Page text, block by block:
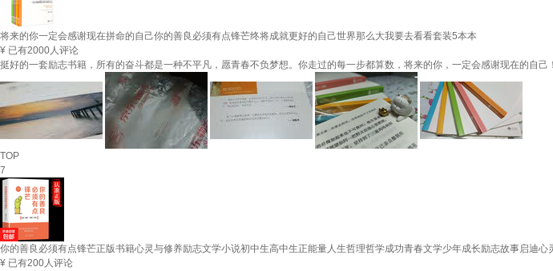
将来的你一定会感谢现在拼命的自己你的善良必须有点锋芒终将成就更好的自己世界那么大我要去看看套装5本本
¥ 已有2000人评论
挺好的一套励志书籍，所有的奋斗都是一种不平凡，愿青春不负梦想。你走过的每一步都算数，将来的你，一定会感谢现在的自
TOP
7
你的善良必须有点锋芒正版书籍心灵与修养励志文学小说初中生高中生正能量人生哲理哲学成功青春文学少年成长励志故事启迪心
¥ 已有200人评论